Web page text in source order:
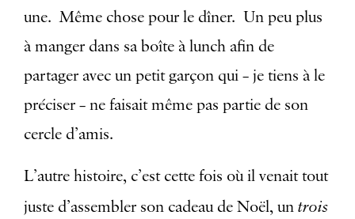
une. Même chose pour le dîner. Un peu plus
à manger dans sa boîte à lunch afin de
partager avec un petit garçon qui – je tiens à le
préciser – ne faisait même pas partie de son
cercle d’amis.
L’autre histoire, c’est cette fois où il venait tout
juste d’assembler son cadeau de Noël, un trois